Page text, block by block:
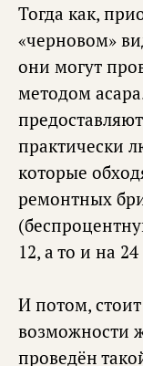
Тогда как,
«черновом»
они могут
методом
практически
которые
ремонтных
12, а то и на
И потом,
возможности
проведён